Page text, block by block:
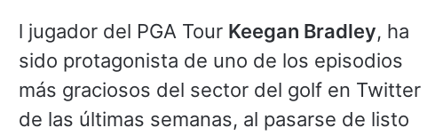
l jugador del PGA Tour Keegan Bradley, ha
sido protagonista de uno de los episodios
más graciosos del sector del golf en Twitter
de las últimas semanas, al pasarse de listo